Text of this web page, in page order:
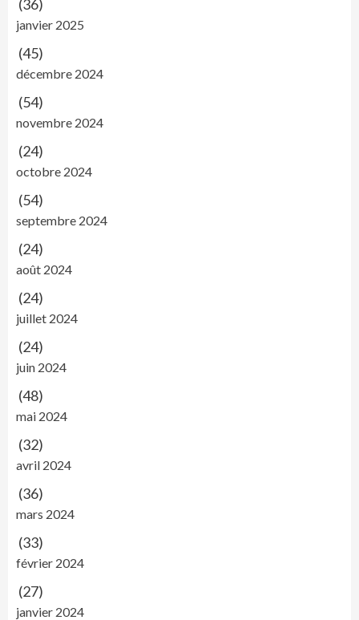
(36)
janvier 2025
(45)
décembre 2024
(54)
novembre 2024
(24)
octobre 2024
(54)
septembre 2024
(24)
août 2024
(24)
juillet 2024
(24)
juin 2024
(48)
mai 2024
(32)
avril 2024
(36)
mars 2024
(33)
février 2024
(27)
janvier 2024